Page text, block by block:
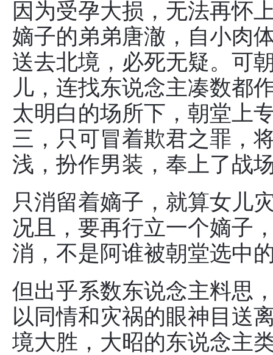
因为受孕大损，无法再怀
嫡子的弟弟唐澈，自小肉
送去北境，必死无疑。可
儿，连找东说念主凑数都
太明白的场所下，朝堂上
三，只可冒着欺君之罪，
浅，扮作男装，奉上了战
只消留着嫡子，就算女儿
况且，要再行立一个嫡子
消，不是阿谁被朝堂选中
但出乎系数东说念主料思
以同情和灾祸的眼神目送
境大胜，大昭的东说念主